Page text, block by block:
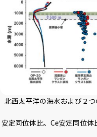
言語 ： 日本語
文字サイズ ：
背景色 ： 白 青 黒
北西太平洋の海水および２
安定同位体比、Ce安定同位